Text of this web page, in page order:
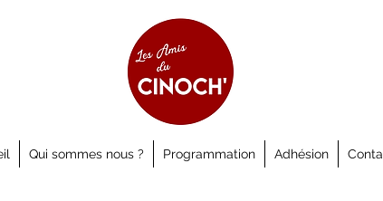
Qui sommes nous ? Programmation Adhésion